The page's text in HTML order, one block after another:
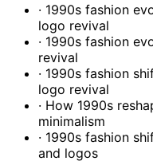
· 1990s fashion
logo revival
· 1990s fashion
revival
· 1990s fashion
logo revival
· How 1990s
minimalism
· 1990s fashion
and logos